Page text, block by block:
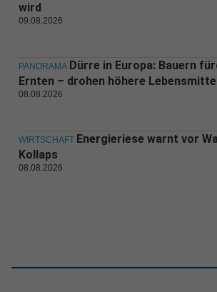
wird
09.08.2026
PANORAMA Dürre in Europa: Bauern
Ernten – drohen höhere
08.08.2026
WIRTSCHAFT Energieriese warnt vor
Kollaps
08.08.2026